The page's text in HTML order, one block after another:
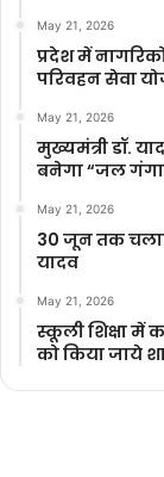
May 21, 2026
प्रदेश में
परिवहन सेवा
May 21, 2026
मुख्यमंत्री डॉ.
बनेगा “जल गंगा
May 21, 2026
30 जून तक
यादव
May 21, 2026
स्कूली शिक्षा में
को किया जाये